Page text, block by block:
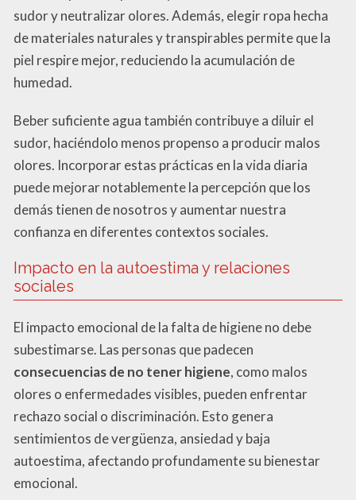
sudor y neutralizar olores. Además, elegir ropa hecha
de materiales naturales y transpirables permite que la
piel respire mejor, reduciendo la acumulación de
humedad.
Beber suficiente agua también contribuye a diluir el
sudor, haciéndolo menos propenso a producir malos
olores. Incorporar estas prácticas en la vida diaria
puede mejorar notablemente la percepción que los
demás tienen de nosotros y aumentar nuestra
confianza en diferentes contextos sociales.
Impacto en la autoestima y relaciones
sociales
El impacto emocional de la falta de higiene no debe
subestimarse. Las personas que padecen
consecuencias de no tener higiene, como malos
olores o enfermedades visibles, pueden enfrentar
rechazo social o discriminación. Esto genera
sentimientos de vergüenza, ansiedad y baja
autoestima, afectando profundamente su bienestar
emocional.